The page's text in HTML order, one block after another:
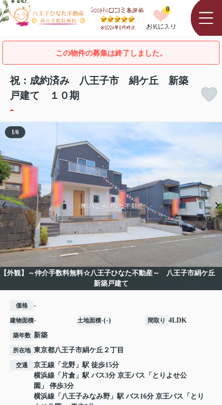
0
この物件の募集は終了しました。
祝：成約済み 八王子市 絹ケ丘 新築
戸建て １０期
-
【外観】～仲介手数料無料☆八王子ひなた不動産～ 八王子市絹ケ丘
新築戸建て
1/6
価格 -
建物面積- 土地面積-(-) 間取り 4LDK
築年数 新築
所在地 東京都八王子市絹ケ丘 ２丁目
交通 京王線 「 北野 」駅 徒歩15分
横浜線 「 片倉 」駅 バス3分 京王バス「とりよせ公
園」 停歩3分
横浜線 「 八王子みなみ野 」駅 バス16分 京王バス「とり